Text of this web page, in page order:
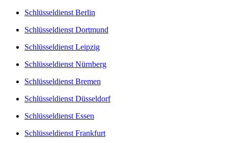
Schlüsseldienst Berlin
Schlüsseldienst Dortmund
Schlüsseldienst Leipzig
Schlüsseldienst Nürnberg
Schlüsseldienst Bremen
Schlüsseldienst Düsseldorf
Schlüsseldienst Essen
Schlüsseldienst Frankfurt